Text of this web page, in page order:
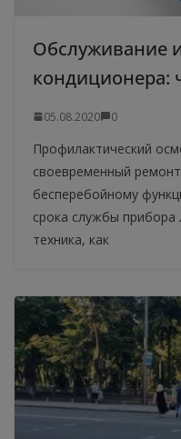
Обслуживание
кондиционера:
05.08.2020 0
Профилактический
своевременный
бесперебойному
срока службы
техника, как